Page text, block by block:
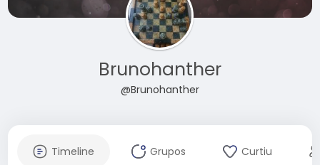
Brunohanther
@Brunohanther
Timeline Grupos Curtiu